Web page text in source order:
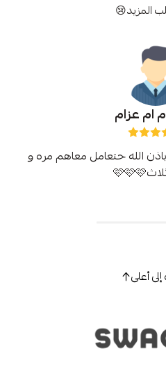
المزيد😢
ام عزام
الله حتعامل معاهم مره و
أعلى